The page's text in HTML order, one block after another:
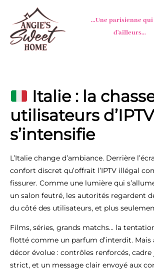
contenu
...Une parisienne
d'ailleurs...
Italie : la
utilisateurs
s’intensifie
L’Italie change d’ambiance. Derrière
confort discret qu’offrait l’IPTV illégal
fissurer. Comme une lumière qui
un salon feutré, les autorités regardent
du côté des utilisateurs, et plus
Films, séries, grands matchs… la
flotté comme un parfum d’interdit. Mais
décor évolue : contrôles renforcés,
strict, et un message clair envoyé aux